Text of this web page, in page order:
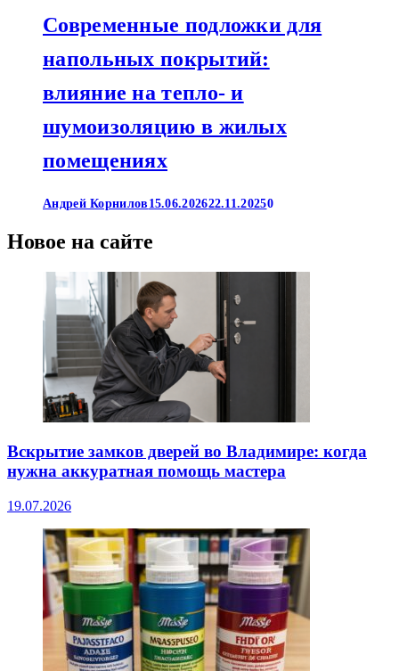
Современные подложки для
напольных покрытий:
влияние на тепло- и
шумоизоляцию в жилых
помещениях
Андрей Корнилов 15.06.202622.11.20250
Новое на сайте
Вскрытие замков дверей во Владимире: когда
нужна аккуратная помощь мастера
19.07.2026